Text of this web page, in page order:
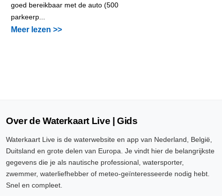
goed bereikbaar met de auto (500
parkeerp...
Meer lezen >>
Over de Waterkaart Live | Gids
Waterkaart Live is de waterwebsite en app van Nederland, België,
Duitsland en grote delen van Europa. Je vindt hier de belangrijkste
gegevens die je als nautische professional, watersporter,
zwemmer, waterliefhebber of meteo-geïnteresseerde nodig hebt.
Snel en compleet.